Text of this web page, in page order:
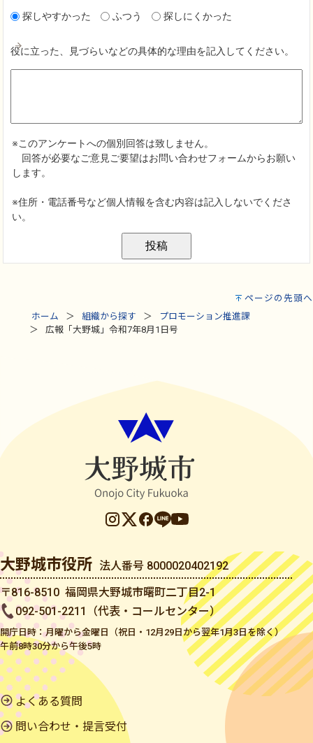
ページの先頭へ
ホーム
組織から探す
プロモーション推進課
広報「大野城」令和7年8月1日号
大野城市役所 法人番号 8000020402192
〒816-8510 福岡県大野城市曙町二丁目2-1
092-501-2211（代表・コールセンター）
開庁日時：月曜から金曜日（祝日・12月29日から翌年1月3日を除く）
午前8時30分から午後5時
よくある質問
問い合わせ・提言受付